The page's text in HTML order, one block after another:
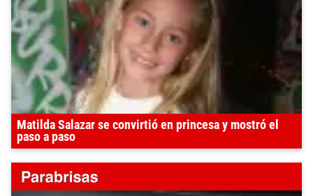
Matilda Salazar se convirtió en princesa y mostró el
paso a paso